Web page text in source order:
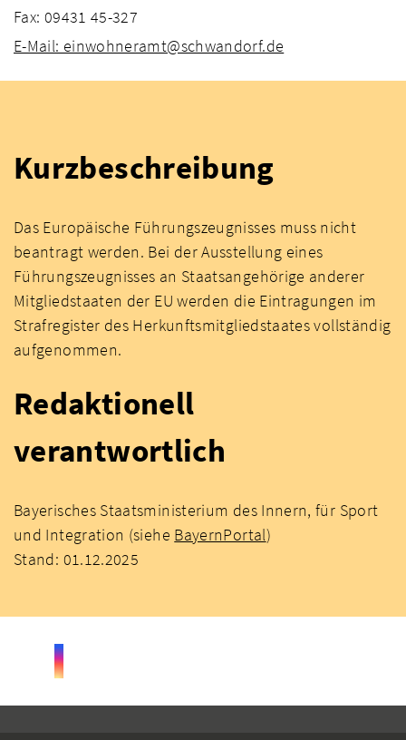
Fax: 09431 45-327
E-Mail: einwohneramt@schwandorf.de
Kurzbeschreibung
Das Europäische Führungszeugnisses muss nicht
beantragt werden. Bei der Ausstellung eines
Führungszeugnisses an Staatsangehörige anderer
Mitgliedstaaten der EU werden die Eintragungen im
Strafregister des Herkunftsmitgliedstaates vollständig
aufgenommen.
Redaktionell
verantwortlich
Bayerisches Staatsministerium des Innern, für Sport
und Integration (siehe BayernPortal)
Stand: 01.12.2025